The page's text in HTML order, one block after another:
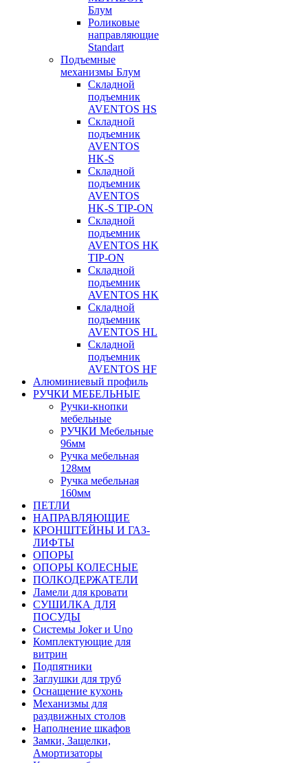
Блум
Роликовые
направляющие
Standart
Подъемные
механизмы Блум
Складной
подъемник
AVENTOS HS
Складной
подъемник
AVENTOS
HK-S
Складной
подъемник
AVENTOS
HK-S TIP-ON
Складной
подъемник
AVENTOS HK
TIP-ON
Складной
подъемник
AVENTOS HK
Складной
подъемник
AVENTOS HL
Складной
подъемник
AVENTOS HF
Алюминиевый профиль
РУЧКИ МЕБЕЛЬНЫЕ
Ручки-кнопки
мебельные
РУЧКИ Мебельные
96мм
Ручка мебельная
128мм
Ручка мебельная
160мм
ПЕТЛИ
НАПРАВЛЯЮЩИЕ
КРОНШТЕЙНЫ И ГАЗ-
ЛИФТЫ
ОПОРЫ
ОПОРЫ КОЛЕСНЫЕ
ПОЛКОДЕРЖАТЕЛИ
Ламели для кровати
СУШИЛКА ДЛЯ
ПОСУДЫ
Системы Joker и Uno
Комплектующие для
витрин
Подпятники
Заглушки для труб
Оснащение кухонь
Механизмы для
раздвижных столов
Наполнение шкафов
Замки, Защелки,
Амортизаторы